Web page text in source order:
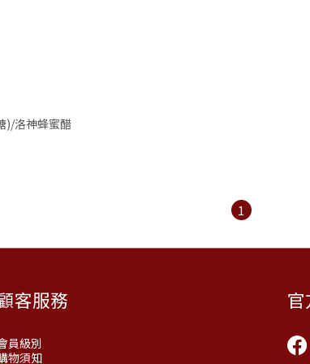
)/洛神蜂蜜醋
1
客服務
員級別
物須知